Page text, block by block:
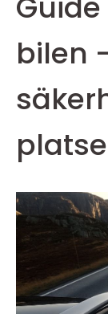
bilen